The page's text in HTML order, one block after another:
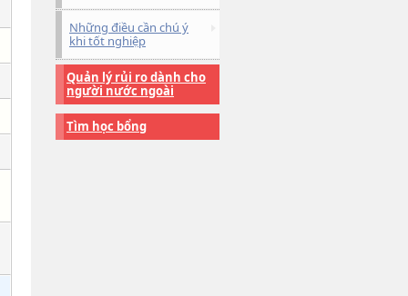
Những điều cần chú ý
khi tốt nghiệp
Quản lý rủi ro dành cho
người nước ngoài
Tìm học bổng